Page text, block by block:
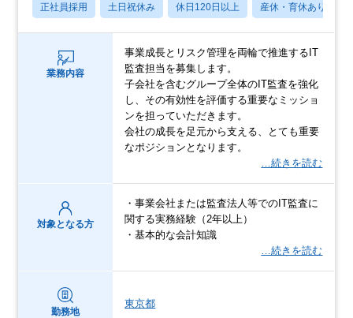
正社員採用 土日祝休み 休日120日以上 産休・育休あり
業務内容
事業成長とリスク管理を両輪で推進するIT
監査担当を募集します。
子会社を含むグループ全体のIT監査を強化
し、その有効性を評価する重要なミッショ
ンを担っていただきます。
会社の成長を足元から支える、とても重要
なポジションとなります。
…続きを読む
対象となる方
・事業会社または監査法人等でのIT監査に
関する実務経験（2年以上）
・基本的な会計知識
…続きを読む
勤務地
東京都